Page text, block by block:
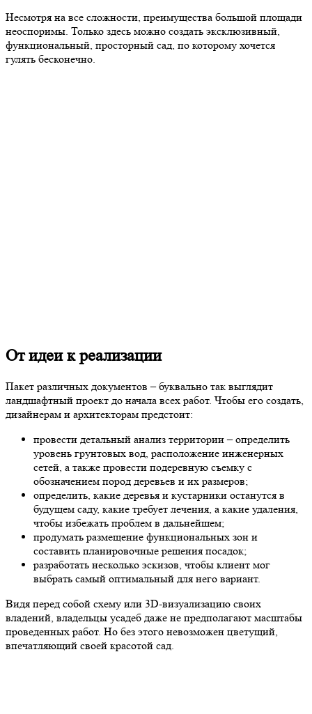
Несмотря на все сложности, преимущества большой площади
неоспоримы. Только здесь можно создать эксклюзивный,
функциональный, просторный сад, по которому хочется
гулять бесконечно.
От идеи к реализации
Пакет различных документов – буквально так выглядит
ландшафтный проект до начала всех работ. Чтобы его создать,
дизайнерам и архитекторам предстоит:
провести детальный анализ территории – определить
уровень грунтовых вод, расположение инженерных
сетей, а также провести подеревную съемку с
обозначением пород деревьев и их размеров;
определить, какие деревья и кустарники останутся в
будущем саду, какие требует лечения, а какие удаления,
чтобы избежать проблем в дальнейшем;
продумать размещение функциональных зон и
составить планировочные решения посадок;
разработать несколько эскизов, чтобы клиент мог
выбрать самый оптимальный для него вариант.
Видя перед собой схему или 3D-визуализацию своих
владений, владельцы усадеб даже не предполагают масштабы
проведенных работ. Но без этого невозможен цветущий,
впечатляющий своей красотой сад.